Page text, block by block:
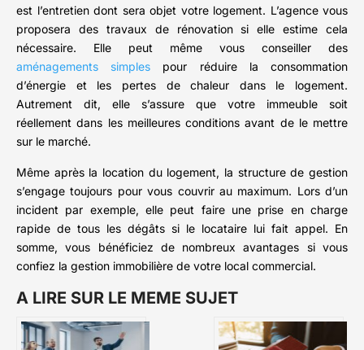
est l’entretien dont sera objet votre logement. L’agence vous
proposera des travaux de rénovation si elle estime cela
nécessaire. Elle peut même vous conseiller des
aménagements simples pour réduire la consommation
d’énergie et les pertes de chaleur dans le logement.
Autrement dit, elle s’assure que votre immeuble soit
réellement dans les meilleures conditions avant de le mettre
sur le marché.
Même après la location du logement, la structure de gestion
s’engage toujours pour vous couvrir au maximum. Lors d’un
incident par exemple, elle peut faire une prise en charge
rapide de tous les dégâts si le locataire lui fait appel. En
somme, vous bénéficiez de nombreux avantages si vous
confiez la gestion immobilière de votre local commercial.
A LIRE SUR LE MEME SUJET